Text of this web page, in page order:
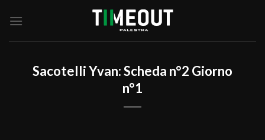
Sacotelli Yvan: Scheda n°2 Giorno
n°1